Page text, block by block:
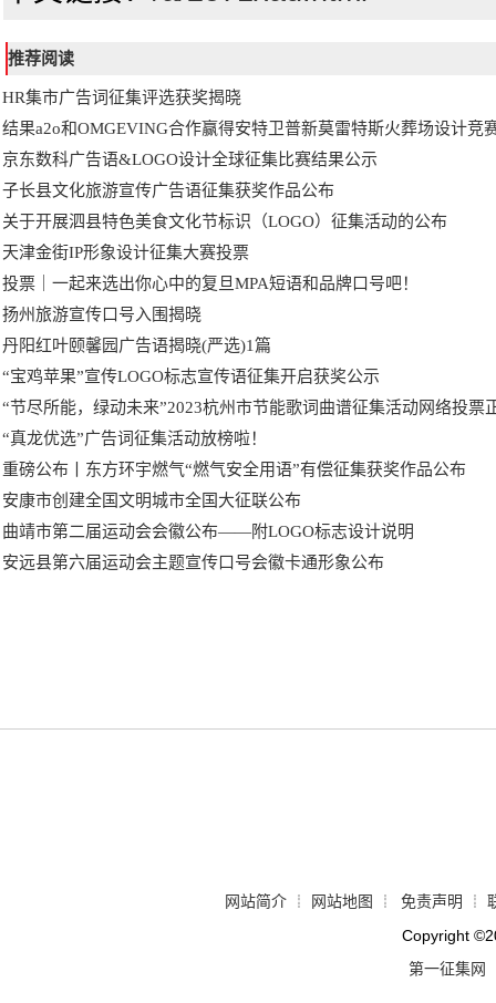
推荐阅读
HR集市广告词征集评选获奖揭晓
结果a2o和OMGEVING合作赢得安特卫普新莫雷特斯火葬场设计竞
京东数科广告语&LOGO设计全球征集比赛结果公示
子长县文化旅游宣传广告语征集获奖作品公布
关于开展泗县特色美食文化节标识（LOGO）征集活动的公布
天津金街IP形象设计征集大赛投票
投票｜一起来选出你心中的复旦MPA短语和品牌口号吧！
扬州旅游宣传口号入围揭晓
丹阳红叶颐馨园广告语揭晓(严选)1篇
“宝鸡苹果”宣传LOGO标志宣传语征集开启获奖公示
“节尽所能，绿动未来”2023杭州市节能歌词曲谱征集活动网络投票
“真龙优选”广告词征集活动放榜啦！
重磅公布丨东方环宇燃气“燃气安全用语”有偿征集获奖作品公布
安康市创建全国文明城市全国大征联公布
曲靖市第二届运动会会徽公布――附LOGO标志设计说明
安远县第六届运动会主题宣传口号会徽卡通形象公布
网站简介 ┊ 网站地图 ┊ 免责声明 ┊
Copyright ©
第一征集网